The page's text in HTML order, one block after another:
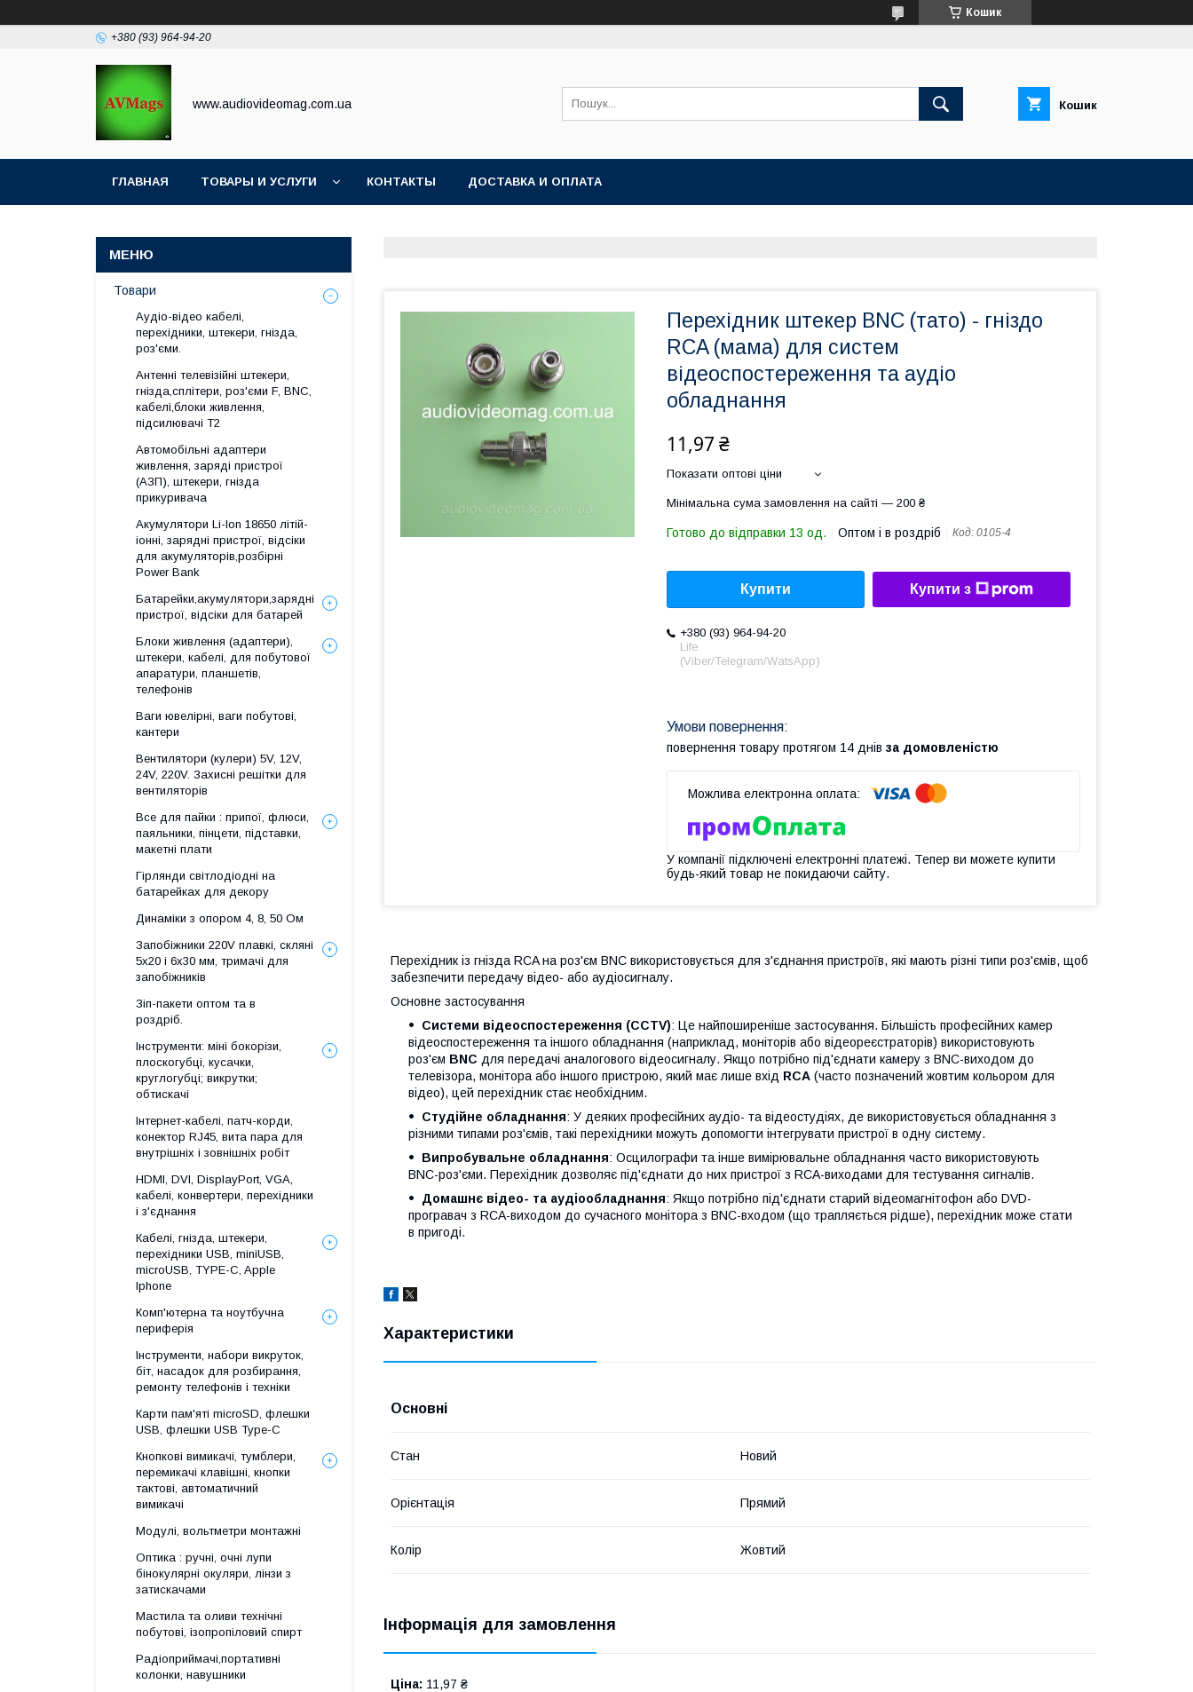
Кошик
+380 (93) 964-94-20
www.audiovideomag.com.ua Кошик
ГЛАВНАЯ ТОВАРЫ И УСЛУГИ КОНТАКТЫ ДОСТАВКА И ОПЛАТА
Перехідник штекер BNC (тато) - гніздо
RCA (мама) для систем
відеоспостереження та аудіо
обладнання
11,97 ₴
Показати оптові ціни
Мінімальна сума замовлення на сайті — 200 ₴
Готово до відправки 13 од. Оптом і в роздріб Код: 0105-4
Купити Купити з
+380 (93) 964-94-20
Life
(Viber/Telegram/WatsApp)
повернення товару протягом 14 днів за домовленістю
У компанії підключені електронні платежі. Тепер ви можете купити
будь-який товар не покидаючи сайту.
Перехідник із гнізда RCA на роз'єм BNC використовується для з'єднання пристроїв, які мають різні типи роз'ємів, щоб
забезпечити передачу відео- або аудіосигналу.
Основне застосування
Системи відеоспостереження (CCTV): Це найпоширеніше застосування. Більшість професійних камер
відеоспостереження та іншого обладнання (наприклад, моніторів або відеореєстраторів) використовують
роз'єм BNC для передачі аналогового відеосигналу. Якщо потрібно під'єднати камеру з BNC-виходом до
телевізора, монітора або іншого пристрою, який має лише вхід RCA (часто позначений жовтим кольором для
відео), цей перехідник стає необхідним.
Студійне обладнання: У деяких професійних аудіо- та відеостудіях, де використовується обладнання з
різними типами роз'ємів, такі перехідники можуть допомогти інтегрувати пристрої в одну систему.
Випробувальне обладнання: Осцилографи та інше вимірювальне обладнання часто використовують
BNC-роз'єми. Перехідник дозволяє під'єднати до них пристрої з RCA-виходами для тестування сигналів.
Домашнє відео- та аудіообладнання: Якщо потрібно під'єднати старий відеомагнітофон або DVD-
програвач з RCA-виходом до сучасного монітора з BNC-входом (що трапляється рідше), перехідник може стати
в пригоді.
Характеристики
Основні
Стан Новий
Орієнтація Прямий
Колір Жовтий
Інформація для замовлення
Ціна: 11,97 ₴
Товари
Аудіо-відео кабелі,
перехідники, штекери, гнізда,
роз'єми.
Антенні телевізійні штекери,
гнізда,сплітери, роз'єми F, BNC,
кабелі,блоки живлення,
підсилювачі Т2
Автомобільні адаптери
живлення, заряді пристрої
(АЗП), штекери, гнізда
прикуривача
Акумулятори Li-Ion 18650 літій-
іонні, зарядні пристрої, відсіки
для акумуляторів,розбірні
Power Bank
Батарейки,акумулятори,зарядні
пристрої, відсіки для батарей
Блоки живлення (адаптери),
штекери, кабелі, для побутової
апаратури, планшетів,
телефонів
Ваги ювелірні, ваги побутові,
кантери
Вентилятори (кулери) 5V, 12V,
24V, 220V. Захисні решітки для
вентиляторів
Все для пайки : припої, флюси,
паяльники, пінцети, підставки,
макетні плати
Гірлянди світлодіодні на
батарейках для декору
Динаміки з опором 4, 8, 50 Ом
Запобіжники 220V плавкі, скляні
5x20 і 6х30 мм, тримачі для
запобіжників
Зіп-пакети оптом та в
роздріб.
Інструменти: міні бокорізи,
плоскогубці, кусачки,
круглогубці; викрутки;
обтискачі
Інтернет-кабелі, патч-корди,
конектор RJ45, вита пара для
внутрішніх і зовнішніх робіт
HDMI, DVI, DisplayPort, VGA,
кабелі, конвертери, перехідники
і з'єднання
Кабелі, гнізда, штекери,
перехідники USB, miniUSB,
microUSB, TYPE-C, Apple
Iphone
Комп'ютерна та ноутбучна
периферія
Інструменти, набори викруток,
біт, насадок для розбирання,
ремонту телефонів і техніки
Карти пам'яті microSD, флешки
USB, флешки USB Type-C
Кнопкові вимикачі, тумблери,
перемикачі клавішні, кнопки
тактові, автоматичний
вимикачі
Модулі, вольтметри монтажні
Оптика : ручні, очні лупи
бінокулярні окуляри, лінзи з
затискачами
Мастила та оливи технічні
побутові, ізопропіловий спирт
Радіоприймачі,портативні
колонки, навушники